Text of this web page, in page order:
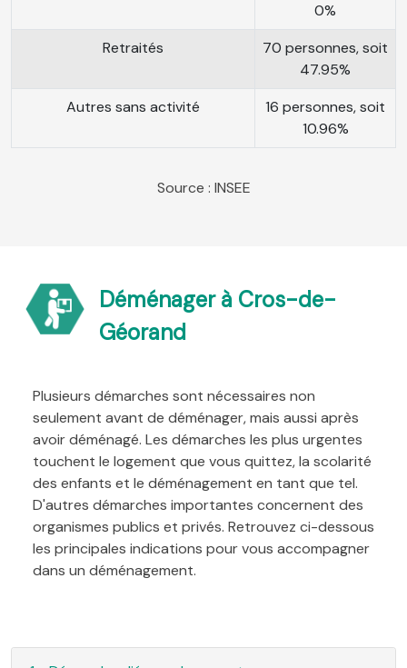
0%
Retraités
70 personnes, soit
47.95%
Autres sans activité
16 personnes, soit
10.96%
Source : INSEE
Déménager à Cros-de-
Géorand
Plusieurs démarches sont nécessaires non
seulement avant de déménager, mais aussi après
avoir déménagé. Les démarches les plus urgentes
touchent le logement que vous quittez, la scolarité
des enfants et le déménagement en tant que tel.
D'autres démarches importantes concernent des
organismes publics et privés. Retrouvez ci-dessous
les principales indications pour vous accompagner
dans un déménagement.